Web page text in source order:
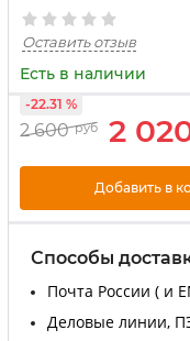
Оставить отзыв
Есть в наличии
2 600 руб 2
-22.31 %
Добавить в
Способы
Почта России ( и
Деловые линии,